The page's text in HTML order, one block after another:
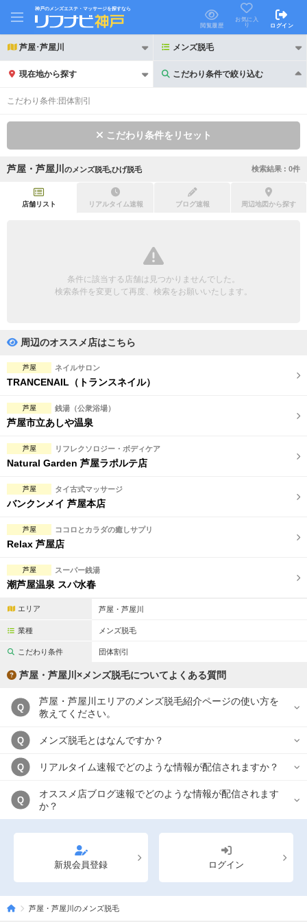
神戸のメンズエステ・マッサージを探すなら
閲覧履歴
お気に入
り
ログイン
芦屋･芦屋川 メンズ脱毛
現在地から探す こだわり条件で絞り込む
こだわり条件で絞り込む
初回割引あり リピーター割引あり
団体様歓迎
ペアルームあり
フットバスあり
日本人スタッフのみ
スタッフ指名可
こだわり条件:団体割引
こだわり条件をリセット
芦屋・芦屋川 の メンズ脱毛,ひげ脱毛 検索結果 : 0件
店舗リスト リアルタイム速報 ブログ速報 周辺地図から探す
条件に該当する店舗は見つかりませんでした。
検索条件を変更して再度、検索をお願いいたします。
周辺のオススメ店はこちら
芦屋 ネイルサロン
TRANCENAIL（トランスネイル）
芦屋 銭湯（公衆浴場）
芦屋市立あしや温泉
芦屋 リフレクソロジー・ボディケア
Natural Garden 芦屋ラポルテ店
芦屋 タイ古式マッサージ
バンクンメイ 芦屋本店
芦屋 ココロとカラダの癒しサプリ
Relax 芦屋店
芦屋 スーパー銭湯
潮芦屋温泉 スパ水春
エリア 芦屋・芦屋川
業種 メンズ脱毛
こだわり条件 団体割引
芦屋・芦屋川×メンズ脱毛についてよくある質問
Q
芦屋・芦屋川エリアのメンズ脱毛紹介ページの使い方を
教えてください。
Q メンズ脱毛とはなんですか？
Q リアルタイム速報でどのような情報が配信されますか？
Q
オススメ店ブログ速報でどのような情報が配信されます
か？
新規会員登録 ログイン
芦屋・芦屋川のメンズ脱毛